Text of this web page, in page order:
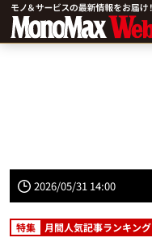
2026/05/31 14:00
特集 月間人気記事ランキング